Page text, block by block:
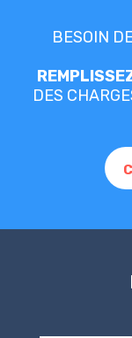
BESOIN
DES